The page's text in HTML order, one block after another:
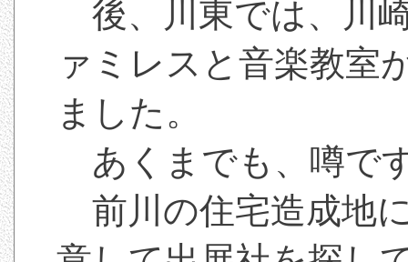
後、川東では、川
ァミレスと音楽教室
ました。
あくまでも、噂で
前川の住宅造成地